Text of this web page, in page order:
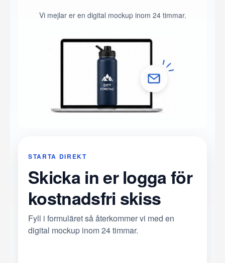
Vi mejlar er en digital mockup inom 24 timmar.
STARTA DIREKT
Skicka in er logga för
kostnadsfri skiss
Fyll i formuläret så återkommer vi med en
digital mockup inom 24 timmar.